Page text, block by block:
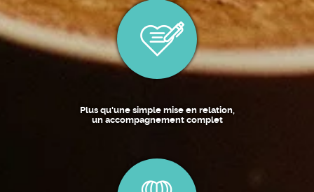
Plus qu'une simple mise en relation,
un accompagnement complet